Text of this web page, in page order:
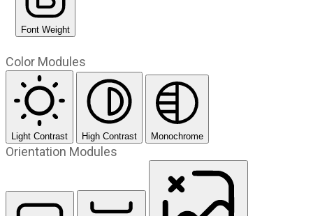
Font Weight
Color Modules
Light Contrast High Contrast Monochrome
Orientation Modules